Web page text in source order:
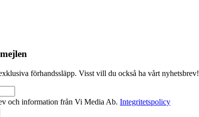
förhandssläpp. Visst vill du också ha vårt nyhetsbrev!
och information från Vi Media Ab. Integritetspolicy